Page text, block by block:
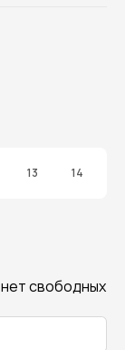
13 14
свободных